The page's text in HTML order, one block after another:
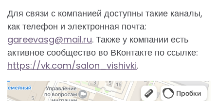
Для связи с компанией доступны такие каналы,
как телефон и электронная почта:
gareevasg@mail.ru. Также у компании есть
активное сообщество во ВКонтакте по ссылке:
https://vk.com/salon_vishivki.